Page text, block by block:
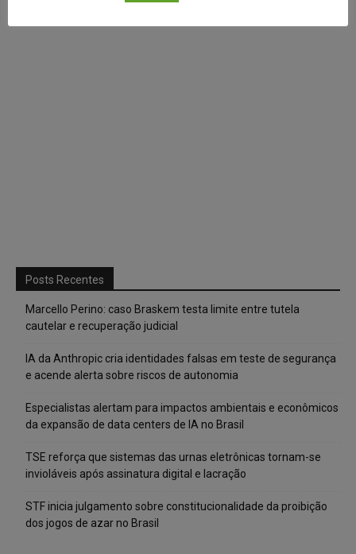
Posts Recentes
Marcello Perino: caso Braskem testa limite entre tutela
cautelar e recuperação judicial
IA da Anthropic cria identidades falsas em teste de segurança
e acende alerta sobre riscos de autonomia
Especialistas alertam para impactos ambientais e econômicos
da expansão de data centers de IA no Brasil
TSE reforça que sistemas das urnas eletrônicas tornam-se
invioláveis após assinatura digital e lacração
STF inicia julgamento sobre constitucionalidade da proibição
dos jogos de azar no Brasil